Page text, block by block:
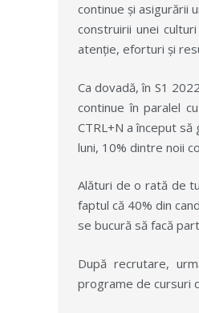
continue și asigurării
construirii unei
atenție, eforturi și
Ca dovadă, în S1
continue în paralel
CTRL+N a început
luni, 10% dintre noii
Alături de o rată de
faptul că 40% din
se bucură să facă
După recrutare,
programe de cursuri